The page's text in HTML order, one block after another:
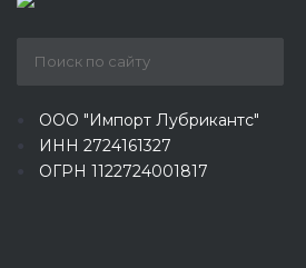
ООО "Импорт Лубрикантс"
ИНН 2724161327
ОГРН 1122724001817